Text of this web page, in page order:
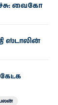
வைகோ
ஸ்டாலின்
கேட்க